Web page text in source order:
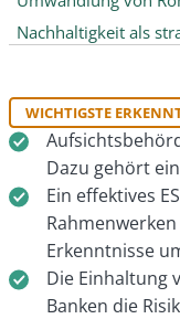
Nachhaltigkeit als
WICHTIGSTE
Dazu gehört
Ein effektives
Erkenntnisse
Die Einhaltung
Banken die